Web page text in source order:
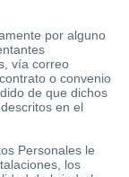
por alguno
vía correo
o convenio
de que dichos
en el
Personales le
los